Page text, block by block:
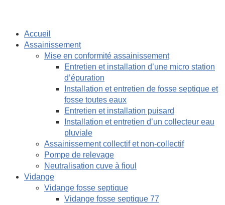
Accueil
Assainissement
Mise en conformité assainissement
Entretien et installation d’une micro station
d’épuration
Installation et entretien de fosse septique et
fosse toutes eaux
Entretien et installation puisard
Installation et entretien d’un collecteur eau
pluviale
Assainissement collectif et non-collectif
Pompe de relevage
Neutralisation cuve à fioul
Vidange
Vidange fosse septique
Vidange fosse septique 77